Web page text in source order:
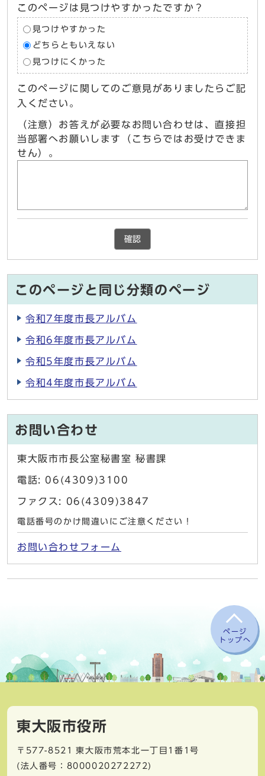
このページは見つけやすかったですか？
見つけやすかった
どちらともいえない
見つけにくかった
このページに関してのご意見がありましたらご記
入ください。
（注意）お答えが必要なお問い合わせは、直接担
当部署へお願いします（こちらではお受けできま
せん）。
確認
このページと同じ分類のページ
令和7年度市長アルバム
令和6年度市長アルバム
令和5年度市長アルバム
令和4年度市長アルバム
お問い合わせ
東大阪市市長公室秘書室 秘書課
電話: 06(4309)3100
ファクス: 06(4309)3847
電話番号のかけ間違いにご注意ください！
お問い合わせフォーム
ページ
トップへ
東大阪市役所
〒577-8521
東大阪市荒本北一丁目1番1号
(法人番号：8000020272272)